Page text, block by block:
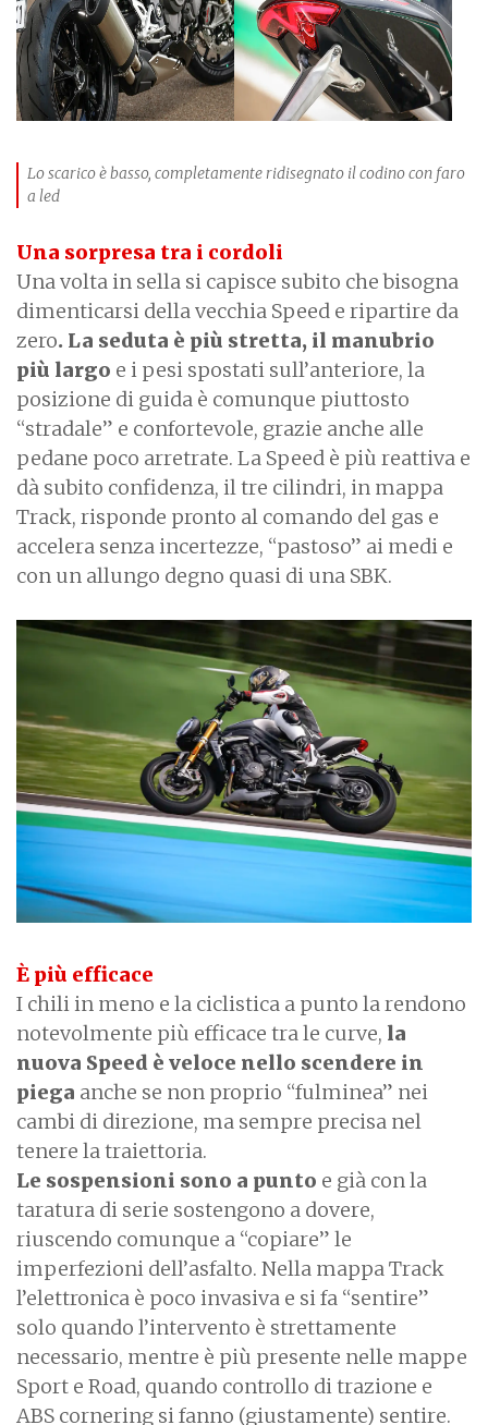
Lo scarico è basso, completamente ridisegnato il codino con faro
a led
Una sorpresa tra i cordoli
Una volta in sella si capisce subito che bisogna
dimenticarsi della vecchia Speed e ripartire da
zero. La seduta è più stretta, il manubrio
più largo e i pesi spostati sull’anteriore, la
posizione di guida è comunque piuttosto
“stradale” e confortevole, grazie anche alle
pedane poco arretrate. La Speed è più reattiva e
dà subito confidenza, il tre cilindri, in mappa
Track, risponde pronto al comando del gas e
accelera senza incertezze, “pastoso” ai medi e
con un allungo degno quasi di una SBK.
È più efficace
I chili in meno e la ciclistica a punto la rendono
notevolmente più efficace tra le curve, la
nuova Speed è veloce nello scendere in
piega anche se non proprio “fulminea” nei
cambi di direzione, ma sempre precisa nel
tenere la traiettoria.
Le sospensioni sono a punto e già con la
taratura di serie sostengono a dovere,
riuscendo comunque a “copiare” le
imperfezioni dell’asfalto. Nella mappa Track
l’elettronica è poco invasiva e si fa “sentire”
solo quando l’intervento è strettamente
necessario, mentre è più presente nelle mappe
Sport e Road, quando controllo di trazione e
ABS cornering si fanno (giustamente) sentire.